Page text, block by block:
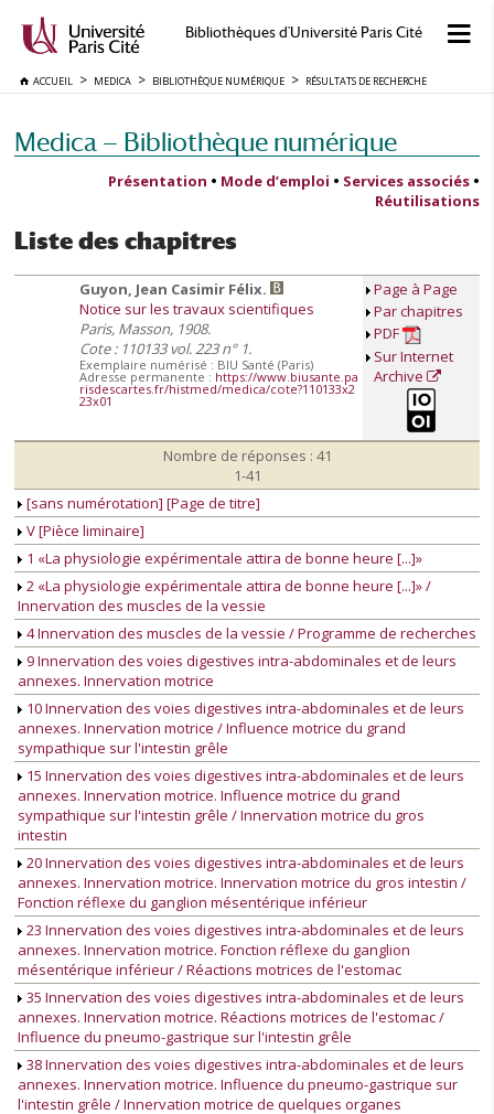
Bibliothèques d'Université Paris Cité
ACCUEIL MEDICA BIBLIOTHÈQUE NUMÉRIQUE RÉSULTATS DE RECHERCHE
Medica — Bibliothèque numérique
Présentation • Mode d’emploi • Services associés •
Réutilisations
Liste des chapitres
Guyon, Jean Casimir Félix.
Notice sur les travaux scientifiques
Paris, Masson, 1908.
Cote : 110133 vol. 223 n° 1.
Exemplaire numérisé : BIU Santé (Paris)
Adresse permanente : https://www.biusante.pa
risdescartes.fr/histmed/medica/cote?110133x2
23x01
Page à Page
Par chapitres
PDF
Sur Internet
Archive
Nombre de réponses : 41
1-41
[sans numérotation] [Page de titre]
V [Pièce liminaire]
1 «La physiologie expérimentale attira de bonne heure [...]»
2 «La physiologie expérimentale attira de bonne heure [...]» /
Innervation des muscles de la vessie
4 Innervation des muscles de la vessie / Programme de recherches
9 Innervation des voies digestives intra-abdominales et de leurs
annexes. Innervation motrice
10 Innervation des voies digestives intra-abdominales et de leurs
annexes. Innervation motrice / Influence motrice du grand
sympathique sur l'intestin grêle
15 Innervation des voies digestives intra-abdominales et de leurs
annexes. Innervation motrice. Influence motrice du grand
sympathique sur l'intestin grêle / Innervation motrice du gros
intestin
20 Innervation des voies digestives intra-abdominales et de leurs
annexes. Innervation motrice. Innervation motrice du gros intestin /
Fonction réflexe du ganglion mésentérique inférieur
23 Innervation des voies digestives intra-abdominales et de leurs
annexes. Innervation motrice. Fonction réflexe du ganglion
mésentérique inférieur / Réactions motrices de l'estomac
35 Innervation des voies digestives intra-abdominales et de leurs
annexes. Innervation motrice. Réactions motrices de l'estomac /
Influence du pneumo-gastrique sur l'intestin grêle
38 Innervation des voies digestives intra-abdominales et de leurs
annexes. Innervation motrice. Influence du pneumo-gastrique sur
l'intestin grêle / Innervation motrice de quelques organes